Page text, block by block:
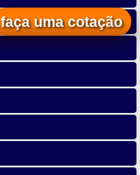
faça uma cotação